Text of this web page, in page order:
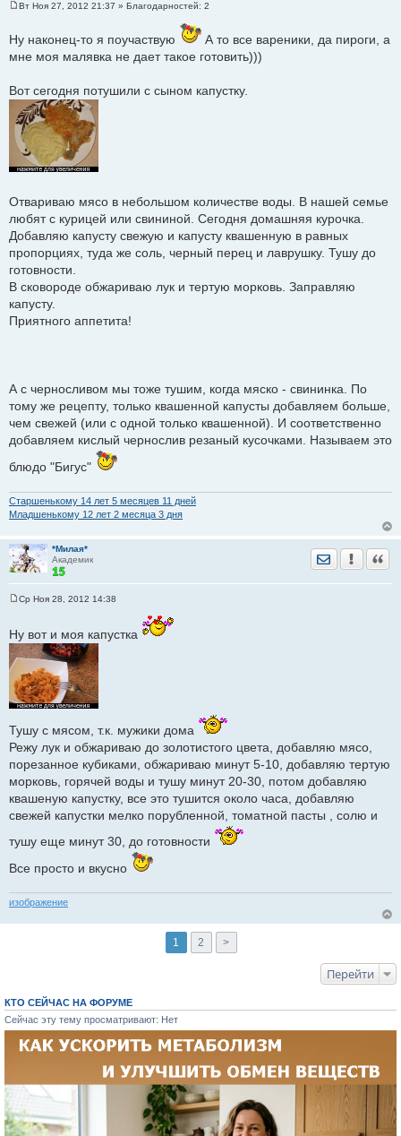
б
щ
и
е
Вт Ноя 27, 2012 21:37 » Благодарностей: 2
Ну наконец-то я поучаствую
А то все вареники, да пироги, а
мне моя малявка не дает такое готовить)))
Вот сегодня потушили с сыном капустку.
Отвариваю мясо в небольшом количестве воды. В нашей семье
любят с курицей или свининой. Сегодня домашняя курочка.
Добавляю капусту свежую и капусту квашенную в равных
пропорциях, туда же соль, черный перец и лаврушку. Тушу до
готовности.
В сковороде обжариваю лук и тертую морковь. Заправляю
капусту.
Приятного аппетита!
А с черносливом мы тоже тушим, когда мяско - свининка. По
тому же рецепту, только квашенной капусты добавляем больше,
чем свежей (или с одной только квашенной). И соответственно
добавляем кислый чернослив резаный кусочками. Называем это
блюдо "Бигус"
Старшенькому 14 лет 5 месяцев 11 дней
Младшенькому 12 лет 2 месяца 3 дня
*Милая*
Академик
Отправить
б
щ
е
н
и
е
Ср Ноя 28, 2012 14:38
Ну вот и моя капустка
Тушу с мясом, т.к. мужики дома
Режу лук и обжариваю до золотистого цвета, добавляю мясо,
порезанное кубиками, обжариваю минут 5-10, добавляю тертую
морковь, горячей воды и тушу минут 20-30, потом добавляю
квашеную капустку, все это тушится около часа, добавляю
свежей капустки мелко порубленной, томатной пасты , солю и
тушу еще минут 30, до готовности
Все просто и вкусно
изображение
1 2 >
Перейти
КТО СЕЙЧАС НА ФОРУМЕ
Сейчас эту тему просматривают: Нет